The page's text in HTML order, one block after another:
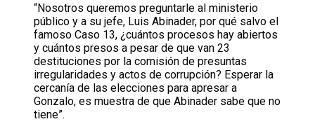
“Nosotros queremos preguntarle al ministerio
público y a su jefe, Luis Abinader, por qué salvo el
famoso Caso 13, ¿cuántos procesos hay abiertos
y cuántos presos a pesar de que van 23
destituciones por la comisión de presuntas
irregularidades y actos de corrupción? Esperar la
cercanía de las elecciones para apresar a
Gonzalo, es muestra de que Abinader sabe que no
tiene”.